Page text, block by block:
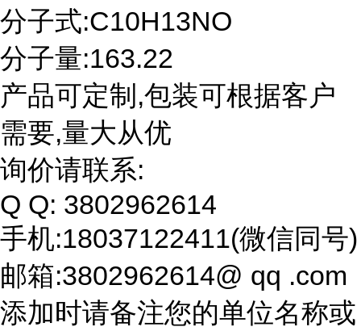
分子式:C10H13NO
分子量:163.22
产品可定制,包装可根据客户
需要,量大从优
询价请联系:
Q Q: 3802962614
手机:18037122411(微信同号)
邮箱:3802962614@ qq .com
添加时请备注您的单位名称或